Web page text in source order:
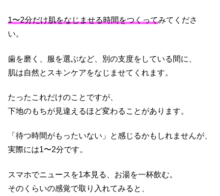
1〜2分だけ肌をなじませる時間をつくってみてくださ
い。
歯を磨く、服を選ぶなど、別の支度をしている間に、
肌は自然とスキンケアをなじませてくれます。
たったこれだけのことですが、
下地のもちが見違えるほど変わることがあります。
「待つ時間がもったいない」と感じるかもしれませんが、
実際には1〜2分です。
スマホでニュースを1本見る、お湯を一杯飲む。
そのくらいの感覚で取り入れてみると、